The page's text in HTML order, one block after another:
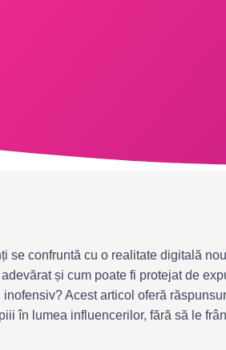
se confruntă cu o realitate digitală
și cum poate fi protejat de
Acest articol oferă
în lumea influencerilor, fără să le